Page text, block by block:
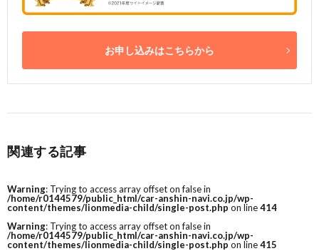
お申し込みはこちらから
関連する記事
Warning: Trying to access array offset on false in
/home/r0144579/public_html/car-anshin-navi.co.jp/wp-
content/themes/lionmedia-child/single-post.php on line414
Warning: Trying to access array offset on false in
/home/r0144579/public_html/car-anshin-navi.co.jp/wp-
content/themes/lionmedia-child/single-post.php on line415